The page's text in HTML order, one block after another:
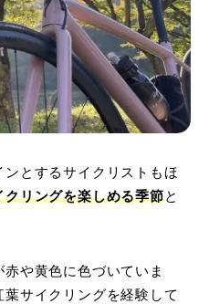
とするサイクリストもほ
クリングを楽しめる季節と
や黄色に色づいていま
サイクリングを経験して